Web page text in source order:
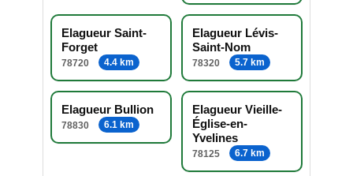
Elagueur Saint-
Forget
78720 4.4 km
Elagueur Lévis-
Saint-Nom
78320 5.7 km
Elagueur Bullion
78830 6.1 km
Elagueur Vieille-
Église-en-
Yvelines
78125 6.7 km